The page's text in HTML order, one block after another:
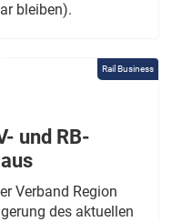
bleiben).
Rail Business
und RB-
Verband Region
des aktuellen